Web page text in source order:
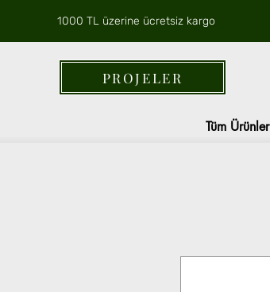
1000 TL üzerine ücretsiz kargo
PROJELER
Tüm Ürünler